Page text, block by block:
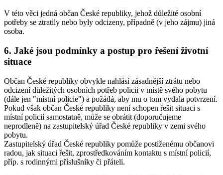
V této věci jedná občan České republiky, jehož důležité osobní
potřeby se ztratily nebo byly odcizeny, případně (v jeho zájmu) jiná
osoba.
6. Jaké jsou podmínky a postup pro řešení životní
situace
Občan České republiky obvykle nahlásí zásadnější ztrátu nebo
odcizení důležitých osobních potřeb policii v místě svého pobytu
(dále jen "místní policie") a požádá, aby mu o tom vydala potvrzení.
Pokud však občan České republiky není schopen řešit situaci s
místní policií samostatně, může se obrátit (doporučujeme
neprodleně) na zastupitelský úřad České republiky v zemi svého
pobytu.
Zastupitelský úřad České republiky pomůže postiženému občanovi
radou, jak situaci řešit, zprostředkováním kontaktu s místní policií,
příp. s rodinnými příslušníky či přáteli.